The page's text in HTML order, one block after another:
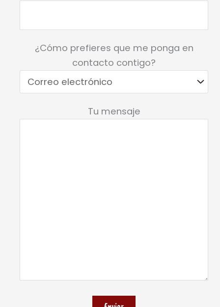
¿Cómo prefieres que me ponga en
contacto contigo?
Por favor, deja este campo vacío.
Tu mensaje